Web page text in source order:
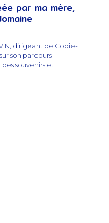
par ma mère,
dirigeant de Copie-
son parcours
souvenirs et